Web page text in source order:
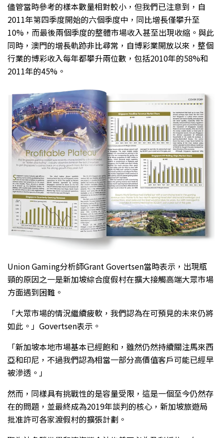
儘管當時參考的樣本數量相對較小，但我們已注意到，自
2011年第四季度開始的六個季度中，同比增長僅攀升至
10%，而最後兩個季度的整體市場收入甚至出現收縮。與此
同時，澳門的增長軌跡非比尋常，自博彩業開放以來，整個
行業的博彩收入每年都攀升兩位數，包括2010年的58%和
2011年的45%。
Union Gaming分析師Grant Govertsen當時表示，出現瓶
頸的原因之一是新加坡綜合度假村在擴大接觸高端大眾市場
方面遇到困難。
「大眾市場的情況繼續疲軟，我們認為在可預見的未來仍將
如此。」Govertsen表示。
「新加坡本地市場基本已經飽和，雖然仍然持續關注馬來西
亞和印尼，不過我們認為相當一部分高價值客戶可能已經早
被滲透。」
然而，同樣具有挑戰性的是容量受限，這是一個至今仍然存
在的問題，並最終成為2019年談判的核心，新加坡旅遊局
批准許可各家渡假村的擴張計劃。